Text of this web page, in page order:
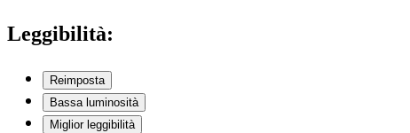
Leggibilità:
Reimposta
Bassa luminosità
Miglior leggibilità